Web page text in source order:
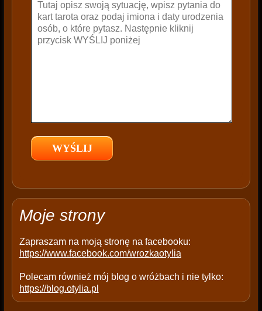
e
e
p
y
Moje strony
Zapraszam na moją stronę na facebooku:
https://www.facebook.com/wrozkaotylia
Polecam również mój blog o wróżbach i nie tylko:
https://blog.otylia.pl